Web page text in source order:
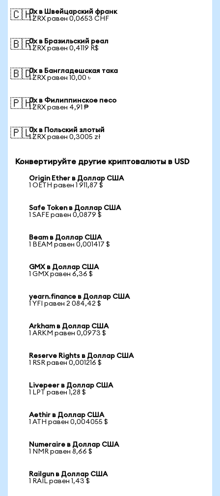
🇨🇭0x в Швейцарский франк
1 ZRX равен 0,0653 CHF
🇧🇷0x в Бразильский реал
1 ZRX равен 0,4119 R$
🇧🇩0x в Бангладешская така
1 ZRX равен 10,00 ৳
🇵🇭0x в Филиппинское песо
1 ZRX равен 4,91 ₱
🇵🇱0x в Польский злотый
1 ZRX равен 0,3005 zł
Конвертируйте другие криптовалюты в USD
Origin Ether в Доллар США
1 OETH равен 1 911,87 $
Safe Token в Доллар США
1 SAFE равен 0,0879 $
Beam в Доллар США
1 BEAM равен 0,001417 $
GMX в Доллар США
1 GMX равен 6,36 $
yearn.finance в Доллар США
1 YFI равен 2 084,42 $
Arkham в Доллар США
1 ARKM равен 0,0973 $
Reserve Rights в Доллар США
1 RSR равен 0,001216 $
Livepeer в Доллар США
1 LPT равен 1,28 $
Aethir в Доллар США
1 ATH равен 0,004055 $
Numeraire в Доллар США
1 NMR равен 8,66 $
Railgun в Доллар США
1 RAIL равен 1,43 $